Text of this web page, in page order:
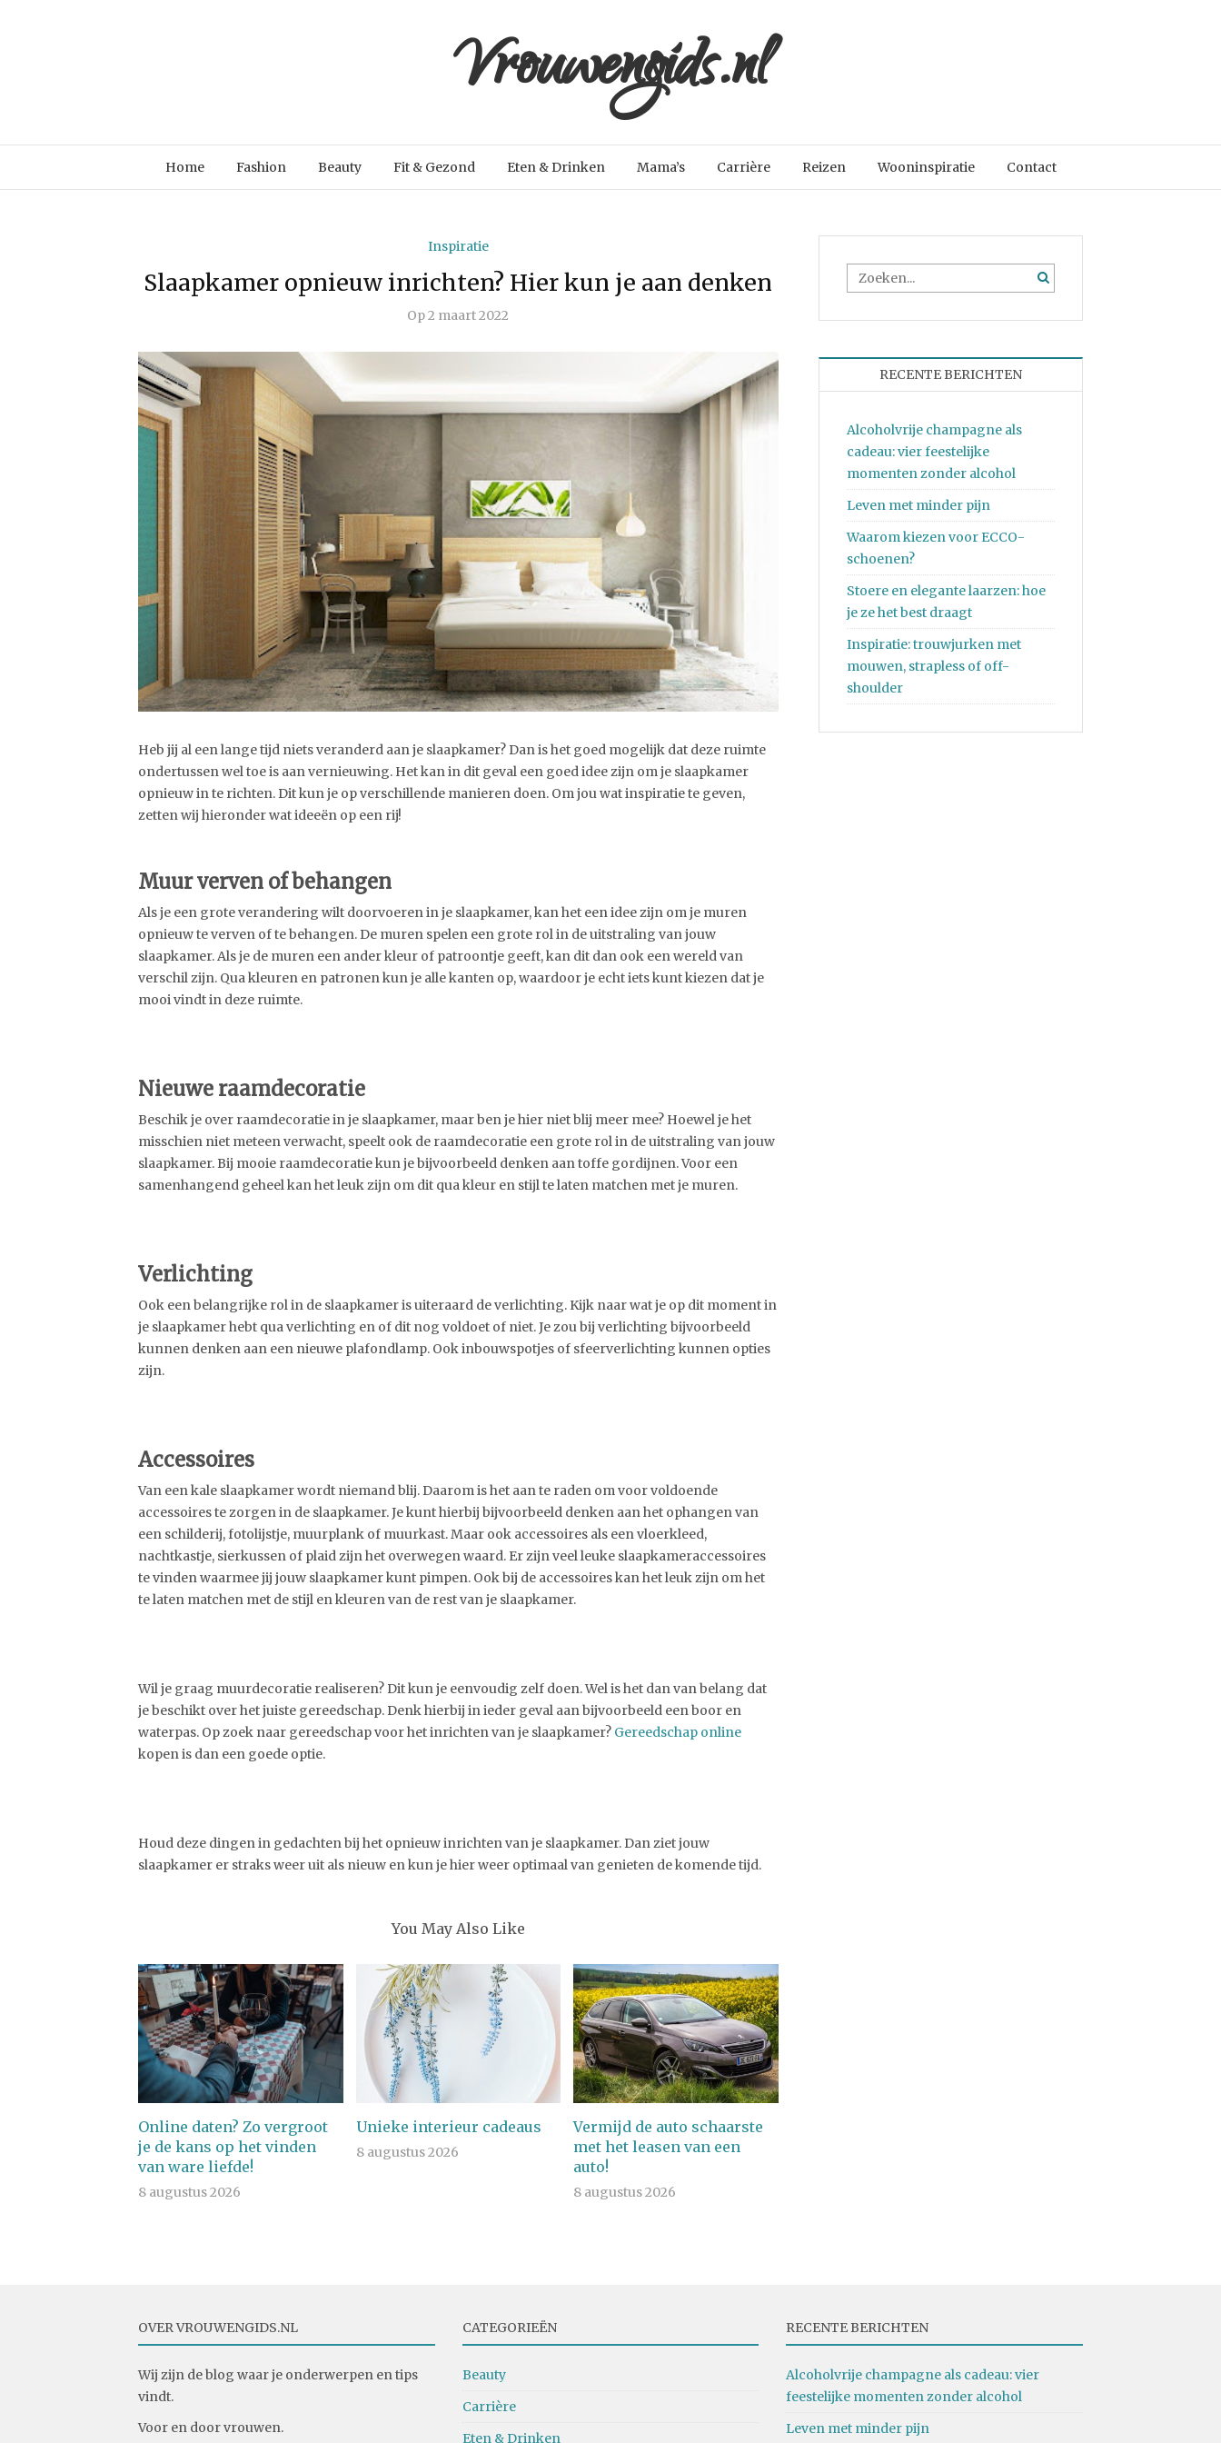
Vrouwengids.nl
Home Fashion Beauty Fit & Gezond Eten & Drinken Mama’s Carrière Reizen Wooninspiratie Contact
Inspiratie
Slaapkamer opnieuw inrichten? Hier kun je aan denken
Op2 maart 2022
Heb jij al een lange tijd niets veranderd aan je slaapkamer? Dan is het goed mogelijk dat deze ruimte
ondertussen wel toe is aan vernieuwing. Het kan in dit geval een goed idee zijn om je slaapkamer
opnieuw in te richten. Dit kun je op verschillende manieren doen. Om jou wat inspiratie te geven,
zetten wij hieronder wat ideeën op een rij!
Muur verven of behangen
Als je een grote verandering wilt doorvoeren in je slaapkamer, kan het een idee zijn om je muren
opnieuw te verven of te behangen. De muren spelen een grote rol in de uitstraling van jouw
slaapkamer. Als je de muren een ander kleur of patroontje geeft, kan dit dan ook een wereld van
verschil zijn. Qua kleuren en patronen kun je alle kanten op, waardoor je echt iets kunt kiezen dat je
mooi vindt in deze ruimte.
Nieuwe raamdecoratie
Beschik je over raamdecoratie in je slaapkamer, maar ben je hier niet blij meer mee? Hoewel je het
misschien niet meteen verwacht, speelt ook de raamdecoratie een grote rol in de uitstraling van jouw
slaapkamer. Bij mooie raamdecoratie kun je bijvoorbeeld denken aan toffe gordijnen. Voor een
samenhangend geheel kan het leuk zijn om dit qua kleur en stijl te laten matchen met je muren.
Verlichting
Ook een belangrijke rol in de slaapkamer is uiteraard de verlichting. Kijk naar wat je op dit moment in
je slaapkamer hebt qua verlichting en of dit nog voldoet of niet. Je zou bij verlichting bijvoorbeeld
kunnen denken aan een nieuwe plafondlamp. Ook inbouwspotjes of sfeerverlichting kunnen opties
zijn.
Accessoires
Van een kale slaapkamer wordt niemand blij. Daarom is het aan te raden om voor voldoende
accessoires te zorgen in de slaapkamer. Je kunt hierbij bijvoorbeeld denken aan het ophangen van
een schilderij, fotolijstje, muurplank of muurkast. Maar ook accessoires als een vloerkleed,
nachtkastje, sierkussen of plaid zijn het overwegen waard. Er zijn veel leuke slaapkameraccessoires
te vinden waarmee jij jouw slaapkamer kunt pimpen. Ook bij de accessoires kan het leuk zijn om het
te laten matchen met de stijl en kleuren van de rest van je slaapkamer.
Wil je graag muurdecoratie realiseren? Dit kun je eenvoudig zelf doen. Wel is het dan van belang dat
je beschikt over het juiste gereedschap. Denk hierbij in ieder geval aan bijvoorbeeld een boor en
waterpas. Op zoek naar gereedschap voor het inrichten van je slaapkamer? Gereedschap online
kopen is dan een goede optie.
Houd deze dingen in gedachten bij het opnieuw inrichten van je slaapkamer. Dan ziet jouw
slaapkamer er straks weer uit als nieuw en kun je hier weer optimaal van genieten de komende tijd.
You May Also Like
Online daten? Zo vergroot
je de kans op het vinden
van ware liefde!
8 augustus 2026
Unieke interieur cadeaus
8 augustus 2026
Vermijd de auto schaarste
met het leasen van een
auto!
8 augustus 2026
RECENTE BERICHTEN
Alcoholvrije champagne als
cadeau: vier feestelijke
momenten zonder alcohol
Leven met minder pijn
Waarom kiezen voor ECCO-
schoenen?
Stoere en elegante laarzen: hoe
je ze het best draagt
Inspiratie: trouwjurken met
mouwen, strapless of off-
shoulder
OVER VROUWENGIDS.NL
Wij zijn de blog waar je onderwerpen en tips
vindt.
Voor en door vrouwen.
CATEGORIEËN
Beauty
Carrière
Eten & Drinken
RECENTE BERICHTEN
Alcoholvrije champagne als cadeau: vier
feestelijke momenten zonder alcohol
Leven met minder pijn